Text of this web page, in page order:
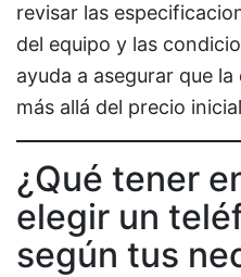
revisar las
del equipo y las
ayuda a asegurar que
más allá del precio
¿Qué tener
elegir un
según tus